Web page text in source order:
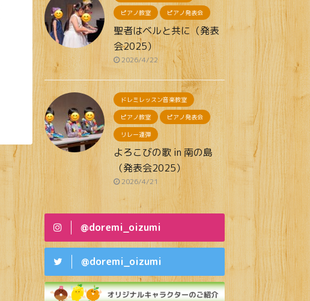
ピアノ教室 ピアノ発表会
聖者はベルと共に（発表
会2025）
2026/4/22
ドレミレッスン音楽教室
ピアノ教室 ピアノ発表会
リレー連弾
よろこびの歌 in 南の島
（発表会2025）
2026/4/21
@doremi_oizumi
@doremi_oizumi